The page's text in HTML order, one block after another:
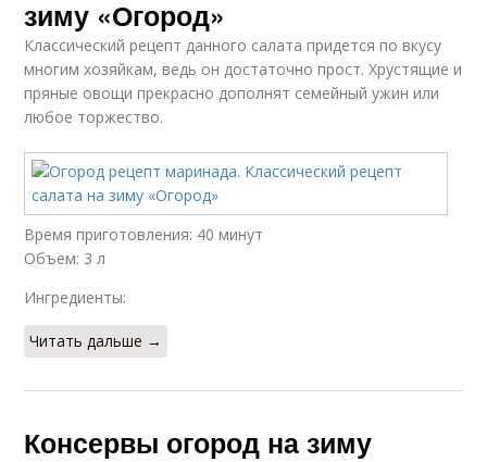
зиму «Огород»
Классический рецепт данного салата придется по вкусу
многим хозяйкам, ведь он достаточно прост. Хрустящие и
пряные овощи прекрасно дополнят семейный ужин или
любое торжество.
Время приготовления: 40 минут
Объем: 3 л
Ингредиенты:
Читать дальше →
Консервы огород на зиму